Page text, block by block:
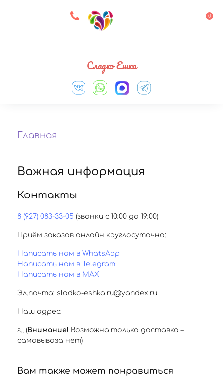
8 927 083 33 05 0
Сладко Ешка
Главная
Важная информация
Контакты
8 (927) 083-33-05 (звонки с 10:00 до 19:00)
Приём заказов онлайн круглосуточно:
Написать нам в WhatsApp
Написать нам в Telegram
Написать нам в MAX
Эл.почта: sladko-eshka.ru@yandex.ru
Наш адрес:
г. , (Внимание! Возможна только доставка –
самовывоза нет)
Вам также может понравиться